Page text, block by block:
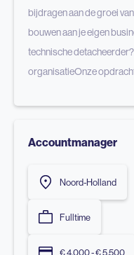
bijdragen aan de groei
bouwen aan je eigen
technische
organisatieOnze
Accountmanager
Noord-Holland
Fulltime
€ 4.000 - € 5.500